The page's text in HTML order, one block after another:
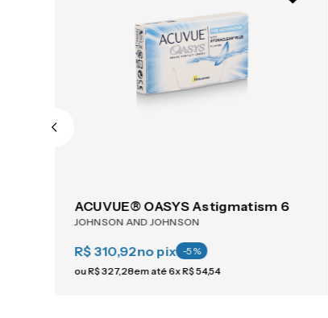
ACUVUE® OASYS Astigmatism 6
JOHNSON AND JOHNSON
R$ 310,92no pix -5%
ouR$327,28em até6xR$54,54